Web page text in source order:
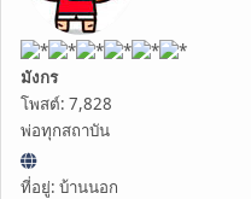
มังกร
โพสต์: 7,828
พ่อทุกสถาบัน
ที่อยู่: บ้านนอก